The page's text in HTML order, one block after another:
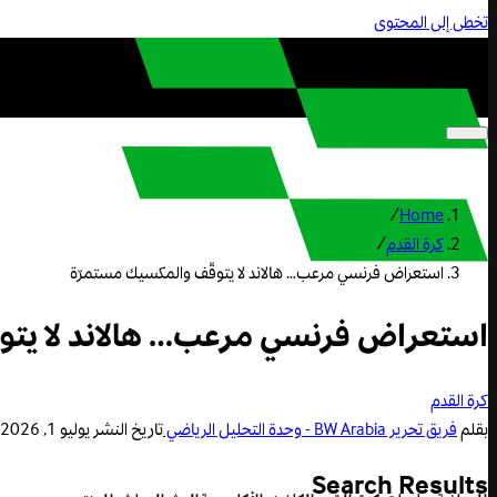
تخطى إلى المحتوى
Home
/
كرة القدم/
استعراض فرنسي مرعب… هالاند لا يتوقّف والمكسيك مستمرّة
استعراض فرنسي مرعب… هالاند لا
كرة القدم
بقلمفريق تحرير BW Arabia - وحدة التحليل الرياضي تاريخ النشريوليو 1, 2026 9:24 ص
Search Results